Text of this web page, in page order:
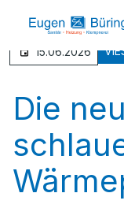
15.06.2026
Die